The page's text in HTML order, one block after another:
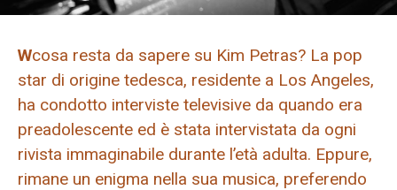
Wcosa resta da sapere su Kim Petras? La pop
star di origine tedesca, residente a Los Angeles,
ha condotto interviste televisive da quando era
preadolescente ed è stata intervistata da ogni
rivista immaginabile durante l’età adulta. Eppure,
rimane un enigma nella sua musica, preferendo